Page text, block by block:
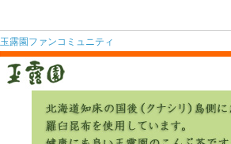
玉露園ファンコミュニティ